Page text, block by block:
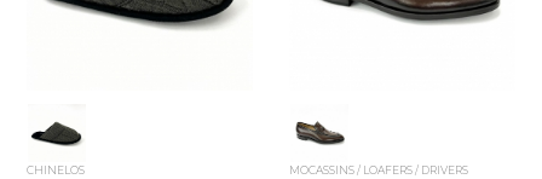
CHINELOS MOCASSINS / LOAFERS / DRIVERS